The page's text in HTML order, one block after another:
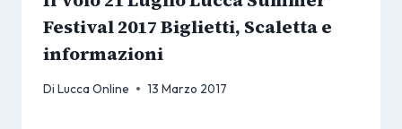
Festival 2017 Biglietti, Scaletta e
informazioni
Di Lucca Online 13 Marzo 2017